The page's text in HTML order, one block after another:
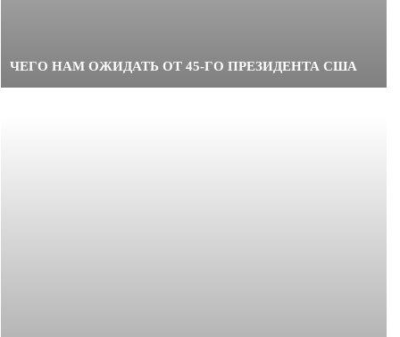
ЧЕГО НАМ ОЖИДАТЬ ОТ 45-ГО ПРЕЗИДЕНТА США